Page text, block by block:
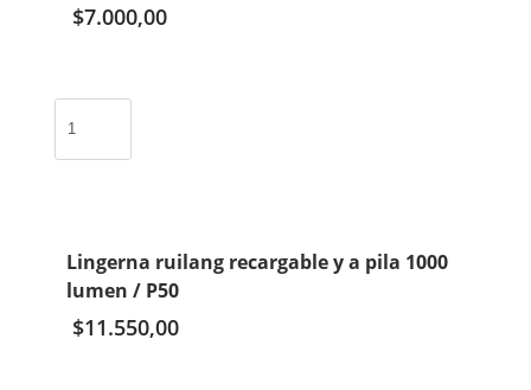
$7.000,00
5050
siliconaLingerna ruilang recargable y a pila 1000
lumen / P50
$11.550,00